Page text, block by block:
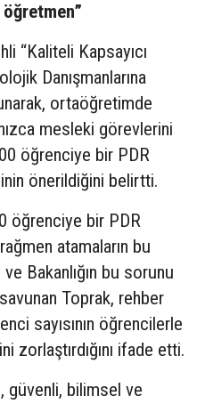
“Kaliteli Kapsayıcı
Danışmanlarına
ortaöğretimde
mesleki görevlerini
öğrenciye bir PDR
önerildiğini belirtti.
öğrenciye bir PDR
atamaların bu
ve Bakanlığın bu sorunu
Toprak, rehber
sayısının öğrencilerle
zorlaştırdığını ifade etti.
güvenli, bilimsel ve